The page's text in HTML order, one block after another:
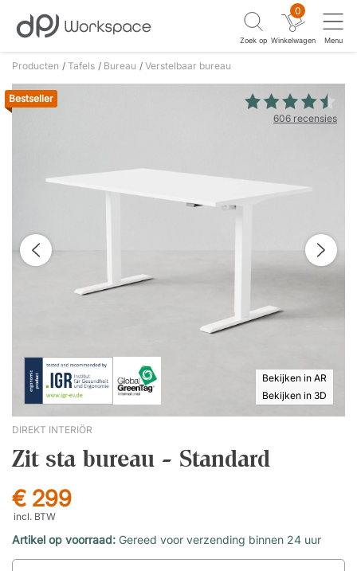
Zoek op
0
Winkelwagen Menu
Producten Tafels Bureau Verstelbaar bureau
606 recensies
Bekijken in AR
Bekijken in 3D
Bestseller
DIREKT INTERIÖR
Zit sta bureau - Standard
€ 299
incl. BTW
Artikel op voorraad: Gereed voor verzending binnen 24 uur